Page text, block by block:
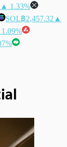
▲ 1.33%
SOL฿2,457.32 ▲